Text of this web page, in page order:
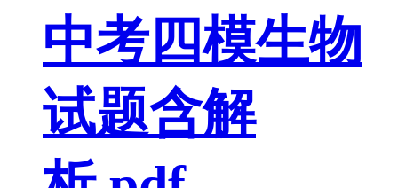
中考四模生物
试题含解